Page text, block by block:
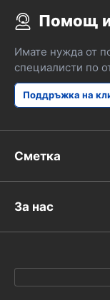
Помощ и
Имате нужда от
специалисти по
Поддръжка на
Сметка
За нас